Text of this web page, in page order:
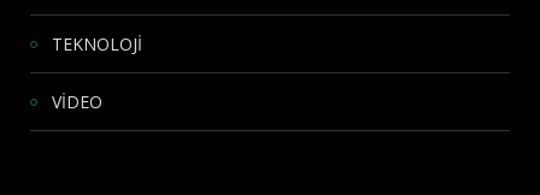
TEKNOLOJİ
VİDEO